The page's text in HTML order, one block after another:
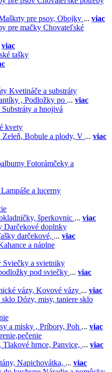
pre psov, Obojky ... viac
Chovateľské
viac
tašky
Kvetináče a substráty
, Podložky po ... viac
Substráty a hnojivá
kvety
Zeleň, Bobule a plody, V ... viac
Fotorámčeky a
Lampáše a lucerny
šperkovnic ... viac
Darčekové doplnky
darčekové, ... viac
a náplne
Sviečky a svietniky
pod sviečky ... viac
vázy, Kovové vázy ... viac
Dózy, misy, taniere sklo
a misky , Príbory, Poh ... viac
Tlakové hrnce, Panvice, ... viac
Napichovátka, ... viac